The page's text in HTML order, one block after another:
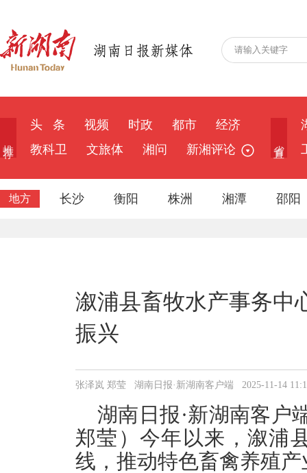
头 条 视频 时政 都市
经济
教科卫
文旅体 湘问 新湘评论
地方 长沙 衡阳 株洲 湘潭 邵阳
溆浦县畜牧水产事务中
振兴
张泽岚 郑莹 湖南日报·新湖南客户端 2025-11-14
湖南日报·新湖南客户
郑莹）今年以来，溆浦
线，推动特色畜禽养殖